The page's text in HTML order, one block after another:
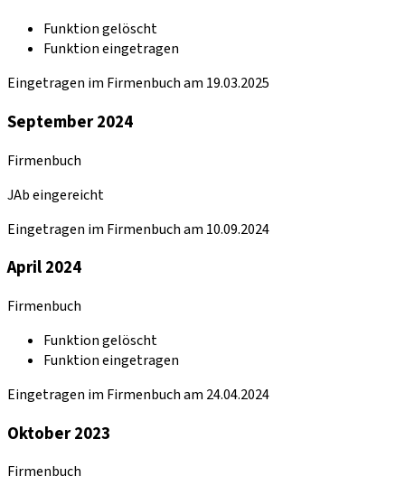
Funktion gelöscht
Funktion eingetragen
Eingetragen im Firmenbuch am 19.03.2025
September 2024
Firmenbuch
JAb eingereicht
Eingetragen im Firmenbuch am 10.09.2024
April 2024
Firmenbuch
Funktion gelöscht
Funktion eingetragen
Eingetragen im Firmenbuch am 24.04.2024
Oktober 2023
Firmenbuch